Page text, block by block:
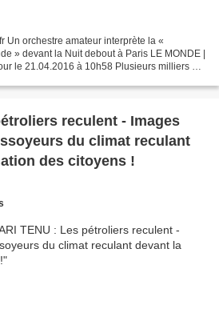
Un orchestre amateur interprète la «
» devant la Nuit debout à Paris LE MONDE |
le 21.04.2016 à 10h58 Plusieurs milliers de
reculent - Images
du climat reculant
des citoyens !